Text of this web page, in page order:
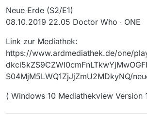
Neue Erde (S2/E1)
08.10.2019 22.05 Doctor Who ∙ ONE
Link zur Mediathek:
https://www.ardmediathek.de/one/
S04MjM5LWQ1ZjJjZmU2MDkyNQ/
( Windows 10 Mediathekview Version